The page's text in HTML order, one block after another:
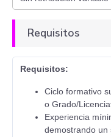
Requisitos
Requisitos:
Ciclo formativo
o Grado/
Experiencia
demostrando un